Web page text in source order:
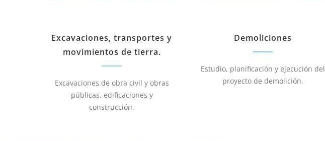
Excavaciones, transportes y
movimientos de tierra.
Excavaciones de obra civil y obras
públicas, edificaciones y
construcción.
Demoliciones
Estudio, planificación y ejecución del
proyecto de demolición.